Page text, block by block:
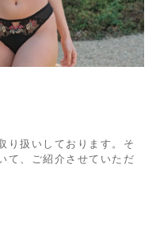
り扱いしております。そ
て、ご紹介させていただ